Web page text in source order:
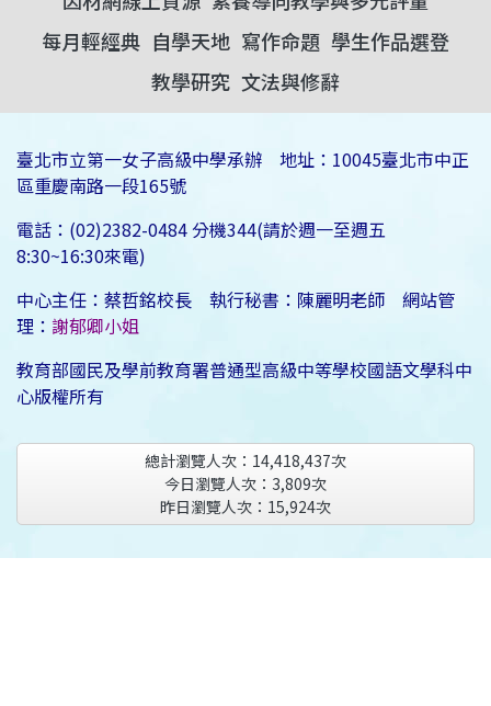
每月輕經典 自學天地 寫作命題 學生作品選登
教學研究 文法與修辭
臺北市立第一女子高級中學承辦 地址：10045臺北市中正
區重慶南路一段165號
電話：(02)2382-0484 分機344(請於週一至週五
8:30~16:30來電)
中心主任：蔡哲銘校長 執行秘書：陳麗明老師 網站管
理： 謝郁卿小姐
教育部國民及學前教育署普通型高級中等學校國語文學科中
心版權所有
總計瀏覽人次： 14,418,437次
今日瀏覽人次： 3,809次
昨日瀏覽人次： 15,924次